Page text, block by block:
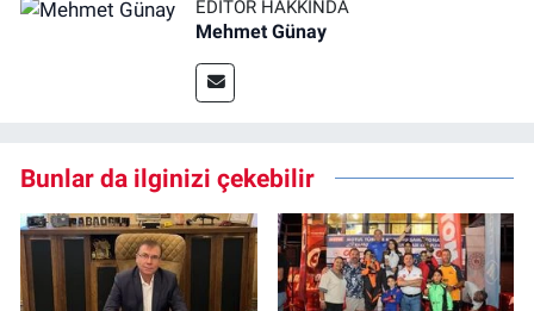
EDITÖR HAKKINDA
Mehmet Günay
Bunlar da ilginizi çekebilir